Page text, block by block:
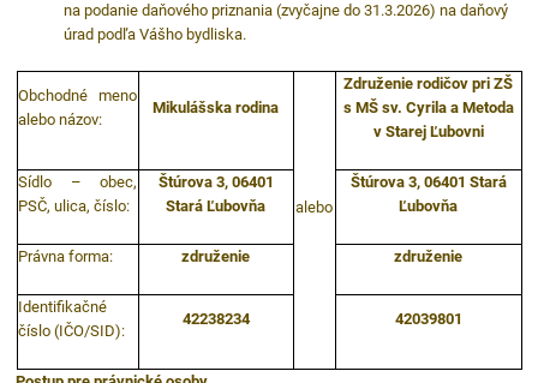
na podanie daňového priznania (zvyčajne do 31.3.2026) na daňový
úrad podľa Vášho bydliska.
Obchodné meno
alebo názov:
Mikulášska rodina
alebo
Združenie rodičov pri ZŠ
s MŠ sv. Cyrila a Metoda
v Starej Ľubovni
Sídlo – obec,
PSČ, ulica, číslo:
Štúrova 3, 06401
Stará Ľubovňa
Štúrova 3, 06401 Stará
Ľubovňa
Právna forma: združenie združenie
Identifikačné
číslo (IČO/SID):
42238234 42039801